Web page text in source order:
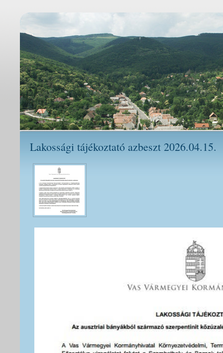
Lakossági tájékoztató azbeszt 2026.04.15.